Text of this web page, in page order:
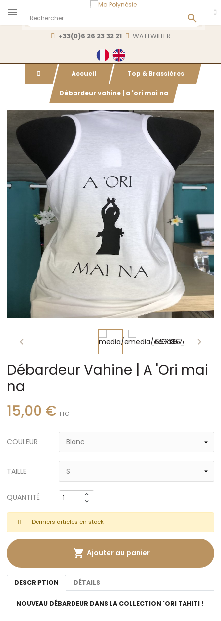

+33(0)6 26 23 32 21 WATTWILLER
Accueil Top & Brassières
Débardeur vahine | a 'ori mai na
 
Débardeur Vahine | A 'Ori mai
na
15,00 € TTC
COULEUR
TAILLE
QUANTITÉ
Derniers articles en stock
 Ajouter au panier
DESCRIPTION DÉTAILS
NOUVEAU DÉBARDEUR DANS LA COLLECTION 'ORI TAHITI !